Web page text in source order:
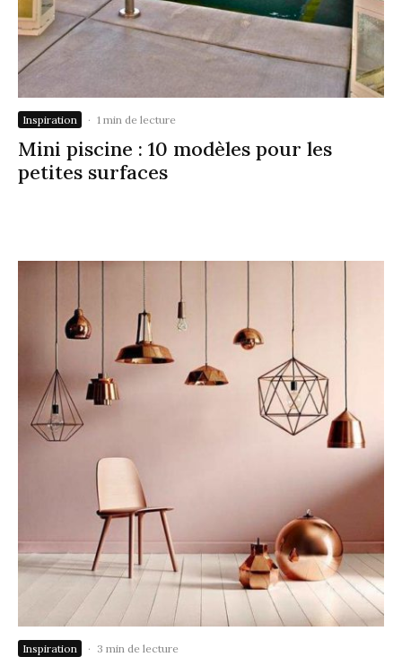
Inspiration · 1 min de lecture
Mini piscine : 10 modèles pour les
petites surfaces
Inspiration · 3 min de lecture